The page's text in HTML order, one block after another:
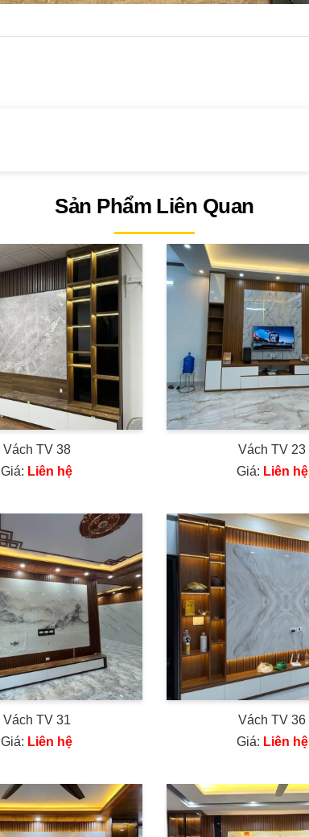
Sản Phẩm Liên Quan
Vách TV 38
Giá: Liên hệ
Vách TV 23
Giá: Liên hệ
Vách TV 31
Giá: Liên hệ
Vách TV 36
Giá: Liên hệ